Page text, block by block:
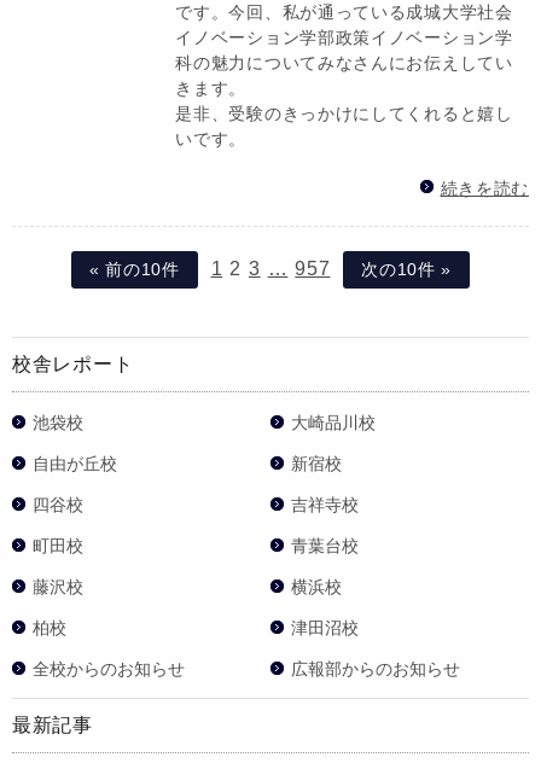
です。今回、私が通っている成城大学社会
イノベーション学部政策イノベーション学
科の魅力についてみなさんにお伝えしてい
きます。
是非、受験のきっかけにしてくれると嬉し
いです。
続きを読む
« 前の10件 1 2 3 … 957 次の10件 »
校舎レポート
池袋校 大崎品川校
自由が丘校 新宿校
四谷校 吉祥寺校
町田校 青葉台校
藤沢校 横浜校
柏校 津田沼校
全校からのお知らせ 広報部からのお知らせ
最新記事